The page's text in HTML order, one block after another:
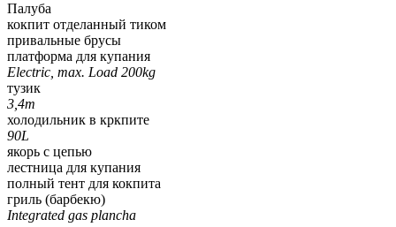
Палуба
кокпит отделанный тиком
привальные брусы
платформа для купания
Electric, max. Load 200kg
тузик
3,4m
холодильник в кркпите
90L
якорь с цепью
лестница для купания
полный тент для кокпита
гриль (барбекю)
Integrated gas plancha